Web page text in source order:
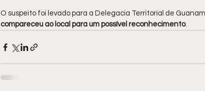
O suspeito foi levado para a Delegacia Territorial de
compareceu ao local para um possível reconhecimento.